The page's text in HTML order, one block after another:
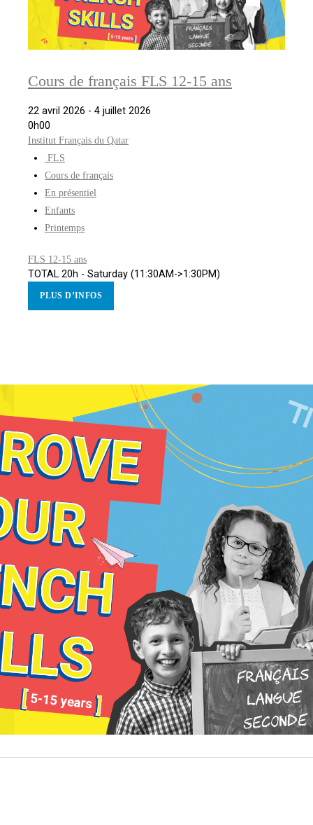
Cours de français FLS 12-15 ans
22 avril 2026 - 4 juillet 2026
0h00
Institut Français du Qatar
FLS
Cours de français
En présentiel
Enfants
Printemps
FLS 12-15 ans
TOTAL 20h - Saturday (11:30AM->1:30PM)
PLUS D’INFOS